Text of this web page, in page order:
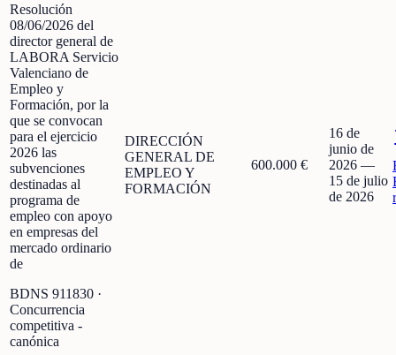
Resolución
08/06/2026 del
director general de
LABORA Servicio
Valenciano de
Empleo y
Formación, por la
que se convocan
para el ejercicio
2026 las
subvenciones
destinadas al
programa de
empleo con apoyo
en empresas del
mercado ordinario
de
BDNS 911830 ·
Concurrencia
competitiva -
canónica
DIRECCIÓN
GENERAL DE
EMPLEO Y
FORMACIÓN
600.000 €
16 de
junio de
2026 —
15 de julio
de 2026